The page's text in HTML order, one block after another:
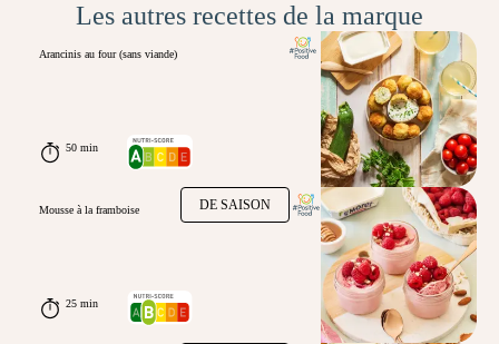
Les autres recettes de la marque
Arancinis au four (sans viande)
50 min
DE SAISON
Mousse à la framboise
25 min